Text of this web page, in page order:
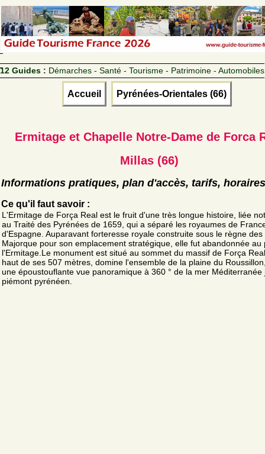
12 Guides : Démarches - Santé - Tourisme - Patrimoine - Automobiles
Accueil Pyrénées-Orientales (66)
Ermitage et Chapelle Notre-Dame de Forca
Millas (66)
Informations pratiques, plan d'accès, tarifs, horaires
Ce qu'il faut savoir :
L'Ermitage de Força Real est le fruit d'une très longue histoire, liée
au Traité des Pyrénées de 1659, qui a séparé les royaumes de
d'Espagne. Auparavant forteresse royale construite sous le règne des
Majorque pour son emplacement stratégique, elle fut abandonnée au
l'Ermitage.Le monument est situé au sommet du massif de Força
haut de ses 507 mètres, domine l'ensemble de la plaine du
une époustouflante vue panoramique à 360 ° de la mer Méditerranée
piémont pyrénéen.